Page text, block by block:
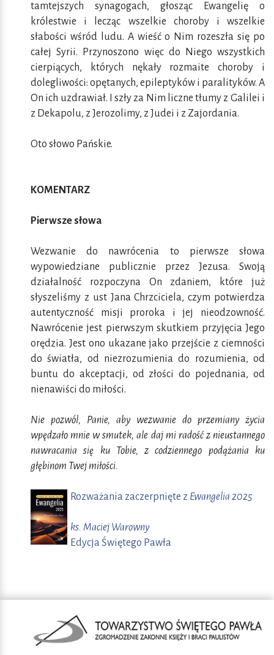
tamtejszych synagogach, głosząc Ewangelię o
królestwie i lecząc wszelkie choroby i wszelkie
słabości wśród ludu. A wieść o Nim rozeszła się po
całej Syrii. Przynoszono więc do Niego wszystkich
cierpiących, których nękały rozmaite choroby i
dolegliwości: opętanych, epileptyków i paralityków. A
On ich uzdrawiał. I szły za Nim liczne tłumy z Galilei i
z Dekapolu, z Jerozolimy, z Judei i z Zajordania.
Oto słowo Pańskie.
KOMENTARZ
Pierwsze słowa
Wezwanie do nawrócenia to pierwsze słowa
wypowiedziane publicznie przez Jezusa. Swoją
działalność rozpoczyna On zdaniem, które już
słyszeliśmy z ust Jana Chrzciciela, czym potwierdza
autentyczność misji proroka i jej nieodzowność.
Nawrócenie jest pierwszym skutkiem przyjęcia Jego
orędzia. Jest ono ukazane jako przejście z ciemności
do światła, od niezrozumienia do rozumienia, od
buntu do akceptacji, od złości do pojednania, od
nienawiści do miłości.
Nie pozwól, Panie, aby wezwanie do przemiany życia
wpędzało mnie w smutek, ale daj mi radość z nieustannego
nawracania się ku Tobie, z codziennego podążania ku
głębinom Twej miłości.
Rozważania zaczerpnięte z Ewangelia 2025
ks. Maciej Warowny
Edycja Świętego Pawła